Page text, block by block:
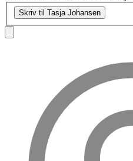
Skriv til Tasja Johansen